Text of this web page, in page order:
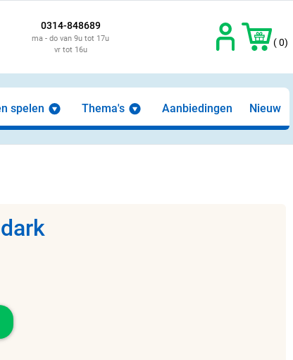
0314-848689
ma - do van 9u tot 17u
vr tot 16u
( 0)
spelen Thema's Aanbiedingen Nieuw